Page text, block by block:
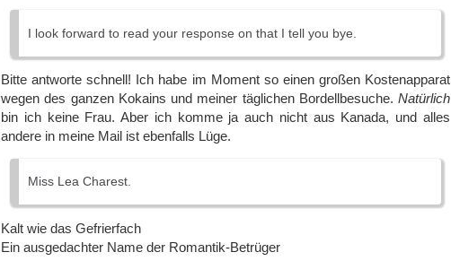
I look forward to read your response on that I tell you bye.
Bitte antworte schnell! Ich habe im Moment so einen großen Kostenapparat
wegen des ganzen Kokains und meiner täglichen Bordellbesuche. Natürlich
bin ich keine Frau. Aber ich komme ja auch nicht aus Kanada, und alles
andere in meine Mail ist ebenfalls Lüge.
Miss Lea Charest.
Kalt wie das Gefrierfach
Ein ausgedachter Name der Romantik-Betrüger